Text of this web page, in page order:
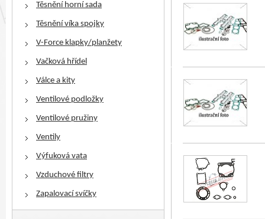
Těsnění horní sada
Těsnění víka spojky
V-Force klapky/planžety
Vačková hřídel
Válce a kity
Ventilové podložky
Ventilové pružiny
Ventily
Výfuková vata
Vzduchové filtry
Zapalovací svíčky